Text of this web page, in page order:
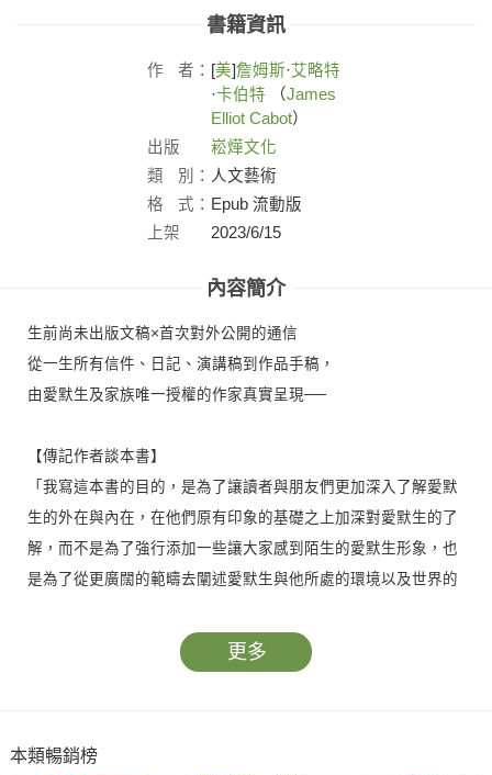
書籍資訊
作 者： [美]詹姆斯·艾略特
·卡伯特 （James
Elliot Cabot）
出版
社：
崧燁文化
類
別： 人文藝術
格
式： Epub 流動版
上架
2023/6/15
內容簡介
生前尚未出版文稿×首次對外公開的通信
從一生所有信件、日記、演講稿到作品手稿，
由愛默生及家族唯一授權的作家真實呈現──
【傳記作者談本書】
「我寫這本書的目的，是為了讓讀者與朋友們更加深入了解愛默
生的外在與內在，在他們原有印象的基礎之上加深對愛默生的了
解，而不是為了強行添加一些讓大家感到陌生的愛默生形象，也
是為了從更廣闊的範疇去闡述愛默生與他所處的環境以及世界的
之博大。
更多
本類暢銷榜